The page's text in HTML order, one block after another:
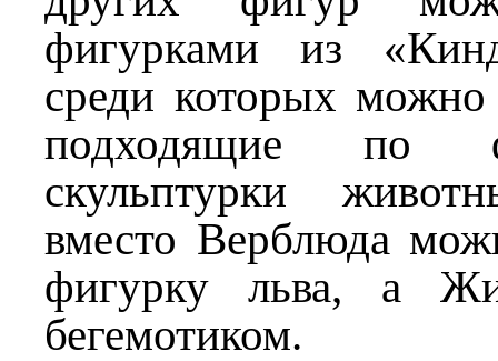
фигурками из
среди которых можно
подходящие по
скульптурки
вместо Верблюда
фигурку льва, а
бегемотиком.